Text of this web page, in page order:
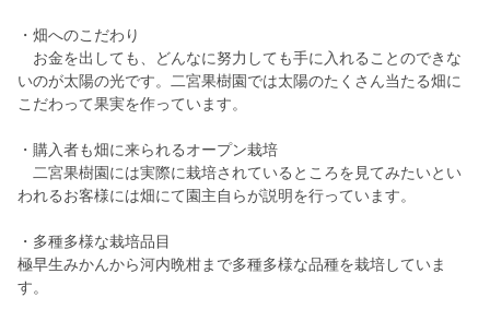
・畑へのこだわり
お金を出しても、どんなに努力しても手に入れることのできな
いのが太陽の光です。二宮果樹園では太陽のたくさん当たる畑に
こだわって果実を作っています。
・購入者も畑に来られるオープン栽培
二宮果樹園には実際に栽培されているところを見てみたいとい
われるお客様には畑にて園主自らが説明を行っています。
・多種多様な栽培品目
極早生みかんから河内晩柑まで多種多様な品種を栽培していま